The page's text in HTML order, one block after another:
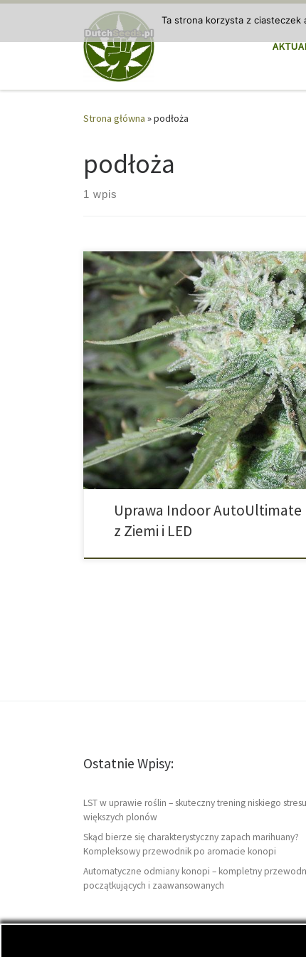
Przejdź do treści
Strona główna »podłoża
podłoża
1 wpis
AutoUltimate – automat, który przełamuje
efekty AutoUltimate to samokwitnąca wersja
Dutch Passion – The Ultimate. Oferuje nie tylko
plony, zbalansowane działanie i fenomenalny
sprawdza się w uprawie indoor – szczególnie
Uprawa Indoor AutoUltimate
z Ziemi i LED
Ostatnie Wpisy:
LST w uprawie roślin – skuteczny trening niskiego
większych plonów
Skąd bierze się charakterystyczny zapach marihuany?
Kompleksowy przewodnik po aromacie konopi
Automatyczne odmiany konopi – kompletny
początkujących i zaawansowanych
Ta strona korzysta z ciasteczek